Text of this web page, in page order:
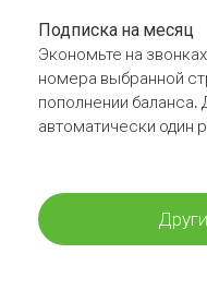
Подписка на месяц
Экономьте на
номера выбранной
пополнении
автоматически один